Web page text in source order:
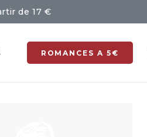
de 17 €
ROMANCES A 5€